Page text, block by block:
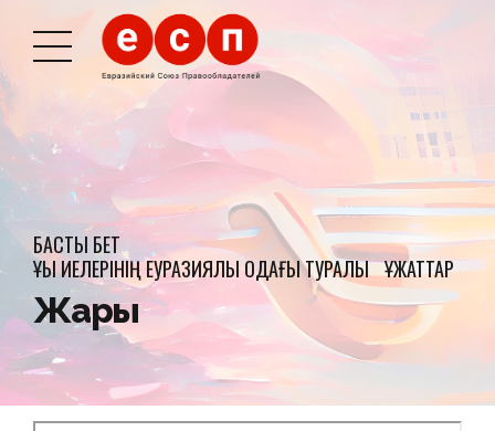
БАСТЫ БЕТ
ҚҰҚЫҚ ИЕЛЕРІНІҢ ЕУРАЗИЯЛЫҚ ОДАҒЫ ТУРАЛЫ ҚҰЖАТТАР
Жарғы